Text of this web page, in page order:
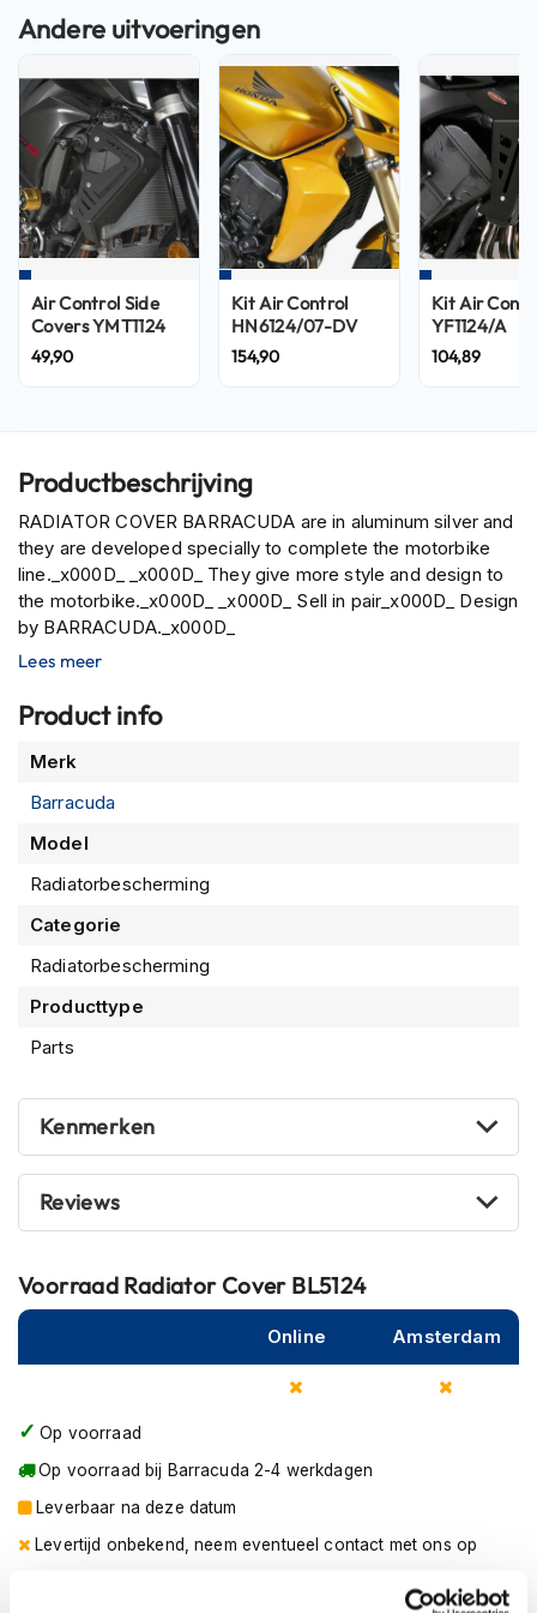
e
l
e
n
m
e
t
o
n
n
e
v
z
e
r
P
i
o
t
e
e
l
m
e
i
l
o
c
k
e
m
e
n
a
c
h
e
e
R
e
t
r
h
Air Control Side
Covers YMT1124
49,90
Kit Air Control
HN6124/07-DV
154,90
Kit Air
YF1124/A
104,89
Productbeschrijving
RADIATOR COVER BARRACUDA are in aluminum silver and
they are developed specially to complete the motorbike
line._x000D_ _x000D_ They give more style and design to
the motorbike._x000D_ _x000D_ Sell in pair_x000D_ Design
by BARRACUDA._x000D_
Lees meer
Product info
Meer
Merk
Barracuda
Model
Radiatorbescherming
Categorie
Radiatorbescherming
Producttype
Parts
Kenmerken
Reviews
Voorraad Radiator Cover BL5124
Online Amsterdam
Op voorraad
Op voorraad bij Barracuda 2-4 werkdagen
Leverbaar na deze datum
Levertijd onbekend, neem eventueel contact met ons op